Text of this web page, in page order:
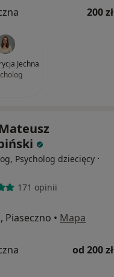
200 zł
Jechna
Psycholog dziecięcy ·
171 opinii
Piaseczno • Mapa
od 200 zł